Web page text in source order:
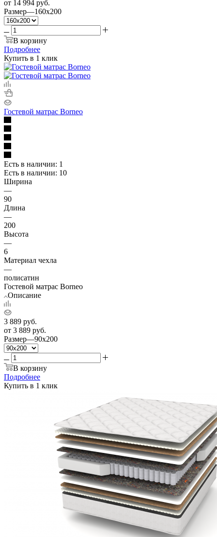
от 14 994 руб.
Размер—160x200
В корзину
Подробнее
Купить в 1 клик
Гостевой матрас Borneo
Есть в наличии: 1
Есть в наличии: 10
Ширина
—
90
Длина
—
200
Высота
—
6
Материал чехла
—
полисатин
Гостевой матрас Borneo
Описание
3 889 руб.
от 3 889 руб.
Размер—90x200
В корзину
Подробнее
Купить в 1 клик